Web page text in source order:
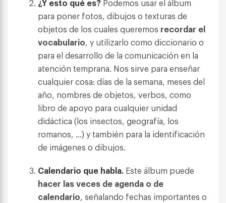
¿Y esto qué es? Podemos usar el álbum
para poner fotos, dibujos o texturas de
objetos de los cuales queremos recordar el
vocabulario, y utilizarlo como diccionario o
para el desarrollo de la comunicación en la
atención temprana. Nos sirve para enseñar
cualquier cosa: días de la semana, meses del
año, nombres de objetos, verbos, como
libro de apoyo para cualquier unidad
didáctica (los insectos, geografía, los
romanos, …) y también para la identificación
de imágenes o dibujos.
Calendario que habla. Este álbum puede
hacer las veces de agenda o de
calendario, señalando fechas importantes o